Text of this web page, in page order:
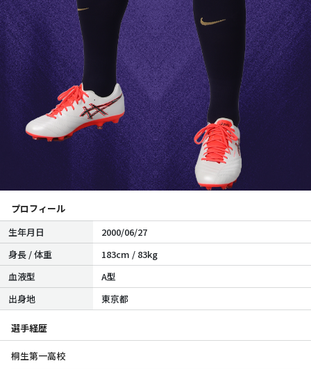
プロフィール
生年月日
2000/06/27
身長 / 体重
183cm / 83kg
血液型
A型
出身地
東京都
選手経歴
桐生第一高校